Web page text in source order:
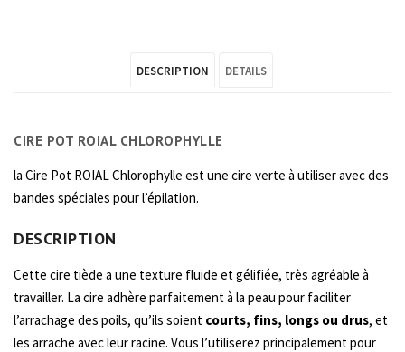
on
Facebook
DESCRIPTION DETAILS
CIRE POT ROIAL CHLOROPHYLLE
la Cire Pot ROIAL Chlorophylle est une cire verte à utiliser avec des
bandes spéciales pour l’épilation.
DESCRIPTION
Cette cire tiède a une texture fluide et gélifiée, très agréable à
travailler. La cire adhère parfaitement à la peau pour faciliter
l’arrachage des poils, qu’ils soient courts, fins, longs ou drus, et
les arrache avec leur racine. Vous l’utiliserez principalement pour